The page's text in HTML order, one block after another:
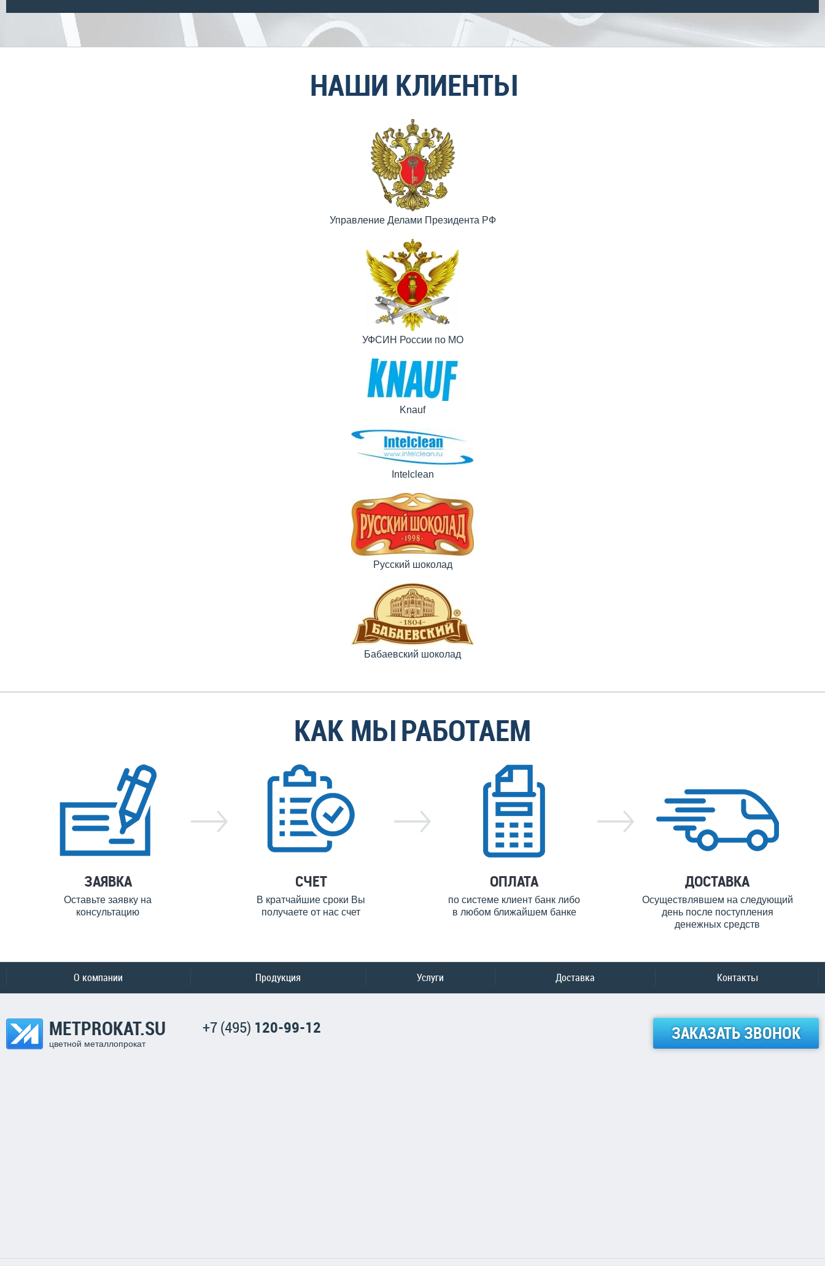
НАШИ КЛИЕНТЫ
Управление Делами Президента РФ
УФСИН России по МО
Knauf
Intelclean
Русский шоколад
Бабаевский шоколад
КАК МЫ РАБОТАЕМ
ЗАЯВКА
Оставьте заявку на
консультацию
СЧЕТ
В кратчайшие сроки Вы
получаете от нас счет
ОПЛАТА
по системе клиент банк либо
в любом ближайшем банке
ДОСТАВКА
Осуществлявшем на следующий
день после поступления
денежных средств
О компании Продукция Услуги Доставка Контакты
METPROKAT.SU
цветной металлопрокат
+7 (495) 120-99-12 ЗАКАЗАТЬ ЗВОНОК